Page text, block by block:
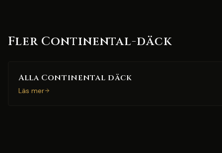
Fler Continental-däck
Alla Continental däck
Läs mer